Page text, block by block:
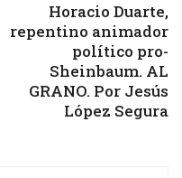
Horacio Duarte,
repentino animador
político pro-
Sheinbaum. AL
GRANO. Por Jesús
López Segura